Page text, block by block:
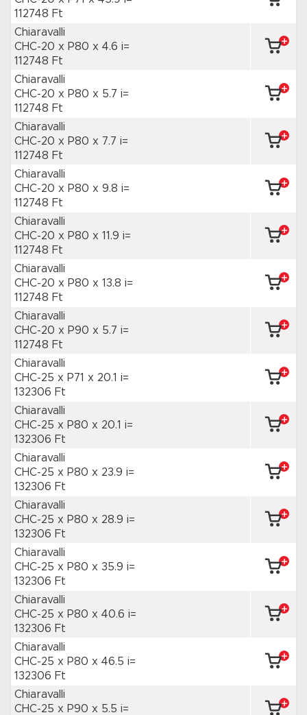
112748 Ft
Chiaravalli
CHC-20 x P80 x 4.6 i=
112748 Ft
Chiaravalli
CHC-20 x P80 x 5.7 i=
112748 Ft
Chiaravalli
CHC-20 x P80 x 7.7 i=
112748 Ft
Chiaravalli
CHC-20 x P80 x 9.8 i=
112748 Ft
Chiaravalli
CHC-20 x P80 x 11.9 i=
112748 Ft
Chiaravalli
CHC-20 x P80 x 13.8 i=
112748 Ft
Chiaravalli
CHC-20 x P90 x 5.7 i=
112748 Ft
Chiaravalli
CHC-25 x P71 x 20.1 i=
132306 Ft
Chiaravalli
CHC-25 x P80 x 20.1 i=
132306 Ft
Chiaravalli
CHC-25 x P80 x 23.9 i=
132306 Ft
Chiaravalli
CHC-25 x P80 x 28.9 i=
132306 Ft
Chiaravalli
CHC-25 x P80 x 35.9 i=
132306 Ft
Chiaravalli
CHC-25 x P80 x 40.6 i=
132306 Ft
Chiaravalli
CHC-25 x P80 x 46.5 i=
132306 Ft
Chiaravalli
CHC-25 x P90 x 5.5 i=